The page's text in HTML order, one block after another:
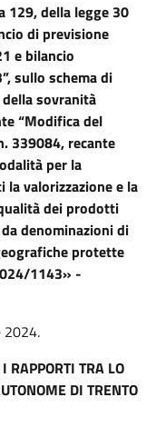
129, della legge 30
di previsione
e bilancio
sullo schema di
sovranità
“Modifica del
339084, recante
per la
valorizzazione e la
dei prodotti
denominazioni di
protette
1143» -
2024.
RAPPORTI TRA LO
DI TRENTO